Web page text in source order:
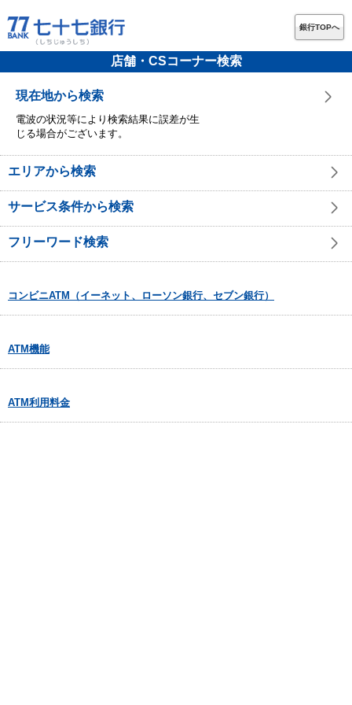
銀行TOPへ
店舗・CSコーナー検索
現在地から検索
電波の状況等により検索結果に誤差が生
じる場合がございます。
エリアから検索
サービス条件から検索
フリーワード検索
コンビニATM（イーネット、ローソン銀行、セブン銀行）
ATM機能
ATM利用料金